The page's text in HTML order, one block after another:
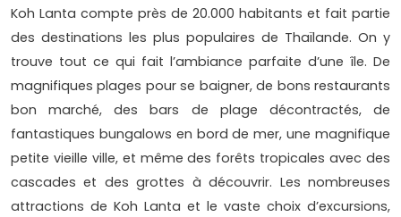
Koh Lanta compte près de 20.000 habitants et fait partie
des destinations les plus populaires de Thaïlande. On y
trouve tout ce qui fait l’ambiance parfaite d’une île. De
magnifiques plages pour se baigner, de bons restaurants
bon marché, des bars de plage décontractés, de
fantastiques bungalows en bord de mer, une magnifique
petite vieille ville, et même des forêts tropicales avec des
cascades et des grottes à découvrir. Les nombreuses
attractions de Koh Lanta et le vaste choix d’excursions,